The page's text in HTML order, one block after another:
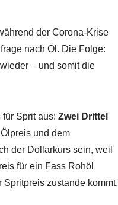
der Corona-Krise
nach Öl. Die Folge:
– und somit die
Sprit aus: Zwei Drittel
und dem
der Dollarkurs sein, weil
für ein Fass Rohöl
zustande kommt.